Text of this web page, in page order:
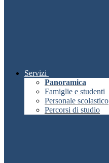
Servizi
Panoramica
Famiglie e studenti
Personale scolastico
Percorsi di studio